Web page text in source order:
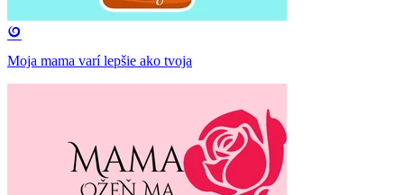
Moja mama varí lepšie ako tvoja